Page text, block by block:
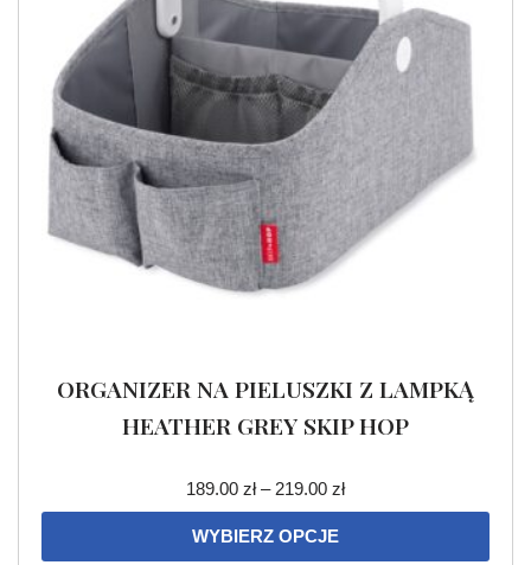
ORGANIZER NA PIELUSZKI Z LAMPKĄ
HEATHER GREY SKIP HOP
189.00 zł – 219.00 zł
WYBIERZ OPCJE